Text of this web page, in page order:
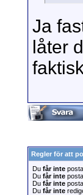
Ja
låter
Regler för att
Du får inte
Du får inte
Du får inte
Du får inte